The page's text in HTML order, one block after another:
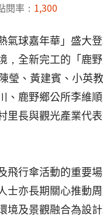
閱率： 1,300
球嘉年華」盛大
全新完工的「鹿
、黃建賓、小英
鹿野鄉公所李維
長與觀光產業代
行傘活動的重要
亦長期關心推動
及景觀融合為設